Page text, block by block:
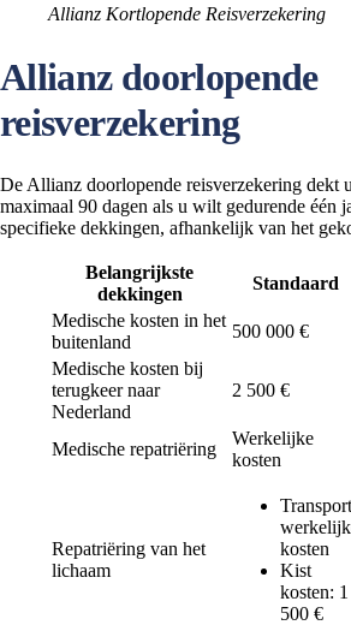
Allianz Kortlopende Reisverzekering
Allianz doorlopende
reisverzekering
De Allianz doorlopende reisverzekering dekt
maximaal 90 dagen als u wilt gedurende één
specifieke dekkingen, afhankelijk van het
Belangrijkste
dekkingen
Standaard
Medische kosten in het
buitenland
500 000 €
Medische kosten bij
terugkeer naar
Nederland
2 500 €
Medische repatriëring
Werkelijke
kosten
Repatriëring van het
lichaam
kosten
Kist
kosten: 1
500 €